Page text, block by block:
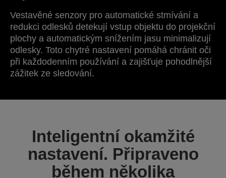
Vestavěné senzory pro automatické stmívání a
redukci odlesků detekují vstup objektu do projekční
plochy a automatickým snížením jasu minimalizují
odlesky. Toto chytré nastavení pomáhá chránit oči
při každodenním používání a zajišťuje pohodlnější
zážitek ze sledování.
Inteligentní okamžité
nastavení. Připraveno
během několika